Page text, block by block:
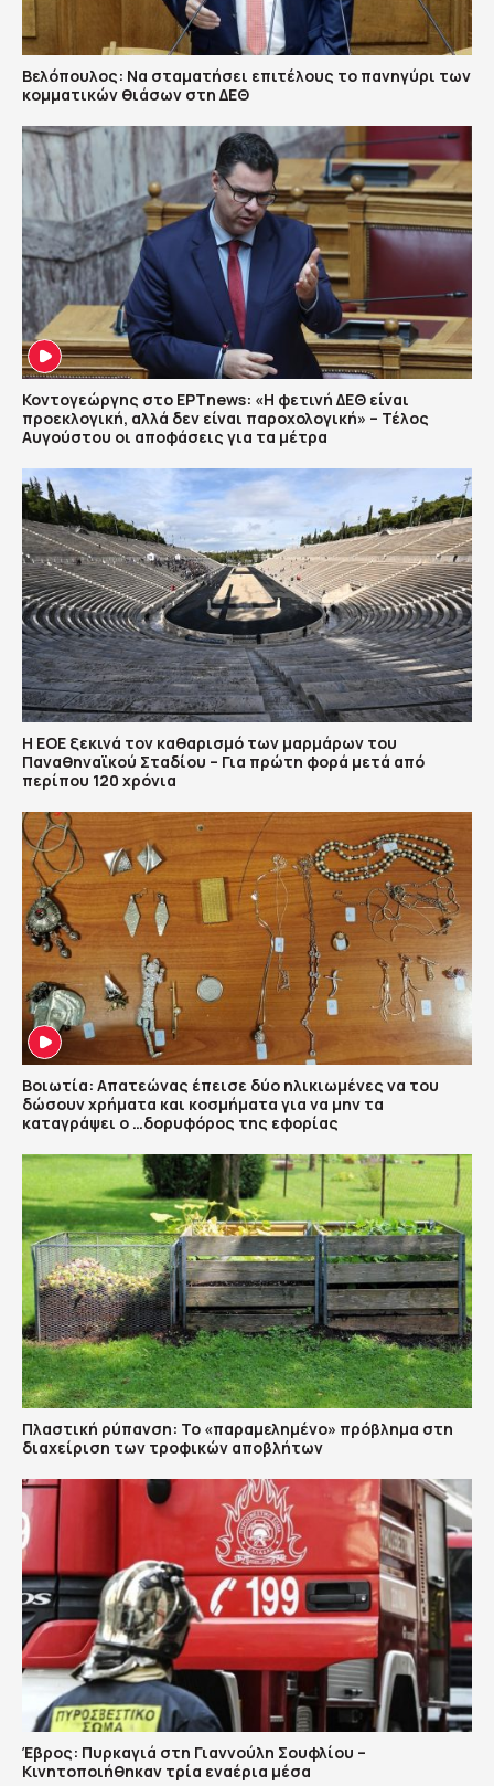
Βελόπουλος: Να σταματήσει επιτέλους το πανηγύρι των
κομματικών θιάσων στη ΔΕΘ
Κοντογεώργης στο ΕΡΤnews: «Η φετινή ΔΕΘ είναι
προεκλογική, αλλά δεν είναι παροχολογική» – Τέλος
Αυγούστου οι αποφάσεις για τα μέτρα
Η ΕΟΕ ξεκινά τον καθαρισμό των μαρμάρων του
Παναθηναϊκού Σταδίου – Για πρώτη φορά μετά από
περίπου 120 χρόνια
Βοιωτία: Απατεώνας έπεισε δύο ηλικιωμένες να του
δώσουν χρήματα και κοσμήματα για να μην τα
καταγράψει ο …δορυφόρος της εφορίας
Πλαστική ρύπανση: Το «παραμελημένο» πρόβλημα στη
διαχείριση των τροφικών αποβλήτων
Έβρος: Πυρκαγιά στη Γιαννούλη Σουφλίου –
Κινητοποιήθηκαν τρία εναέρια μέσα